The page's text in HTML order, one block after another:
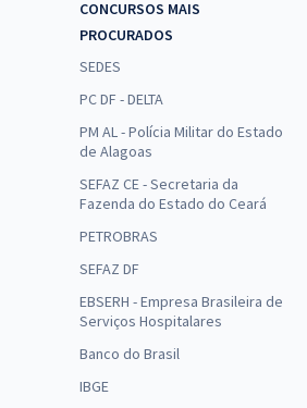
CONCURSOS MAIS
PROCURADOS
SEDES
PC DF - DELTA
PM AL - Polícia Militar do Estado
de Alagoas
SEFAZ CE - Secretaria da
Fazenda do Estado do Ceará
PETROBRAS
SEFAZ DF
EBSERH - Empresa Brasileira de
Serviços Hospitalares
Banco do Brasil
IBGE